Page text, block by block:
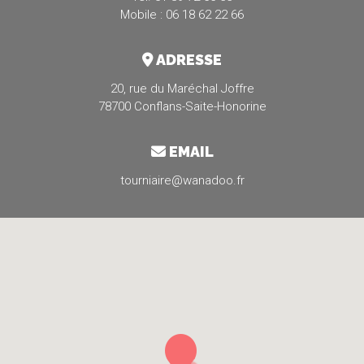
Mobile : 06 18 62 22 66
ADRESSE
20, rue du Maréchal Joffre
78700 Conflans-Saite-Honorine
EMAIL
tourniaire@wanadoo.fr